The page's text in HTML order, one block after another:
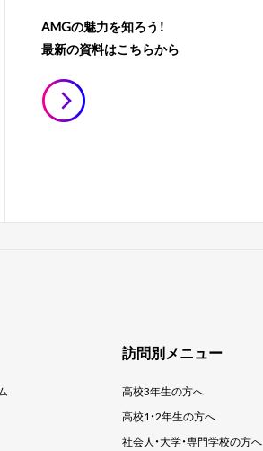
AMGの魅力を知ろう！
最新の資料はこちらから
訪問別メニュー
高校3年生の方へ
高校1・2年生の方へ
社会人・大学・専門学校の方へ